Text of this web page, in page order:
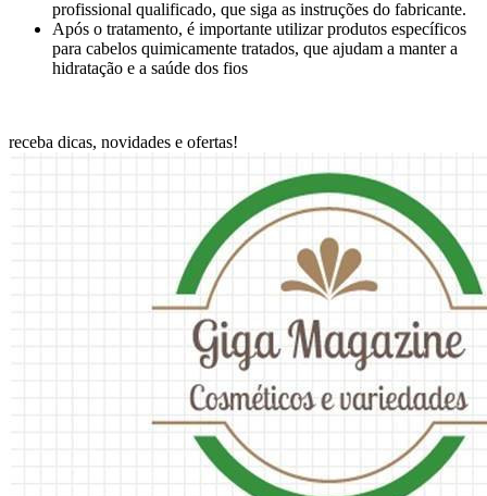
profissional qualificado, que siga as instruções do fabricante.
Após o tratamento, é importante utilizar produtos específicos
para cabelos quimicamente tratados, que ajudam a manter a
hidratação e a saúde dos fios
receba dicas, novidades e ofertas!